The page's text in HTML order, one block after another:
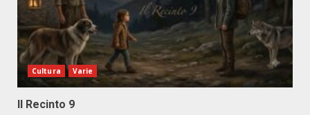
Cultura Varie
Il Recinto 9